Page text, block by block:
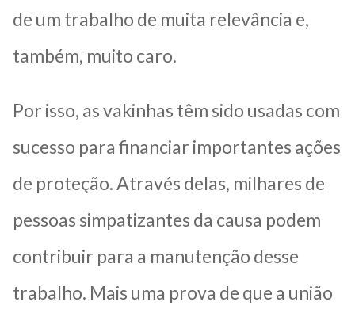
de um trabalho de muita relevância e,
também, muito caro.
Por isso, as vakinhas têm sido usadas com
sucesso para financiar importantes ações
de proteção. Através delas, milhares de
pessoas simpatizantes da causa podem
contribuir para a manutenção desse
trabalho. Mais uma prova de que a união